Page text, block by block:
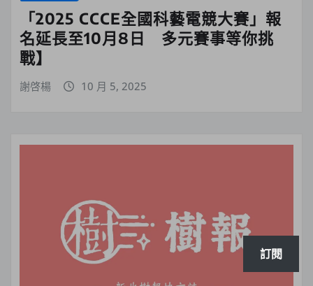
「2025 CCCE全國科藝電競大賽」報
名延長至10月8日 多元賽事等你挑
戰】
謝啓楊 10 月 5, 2025
訂閱